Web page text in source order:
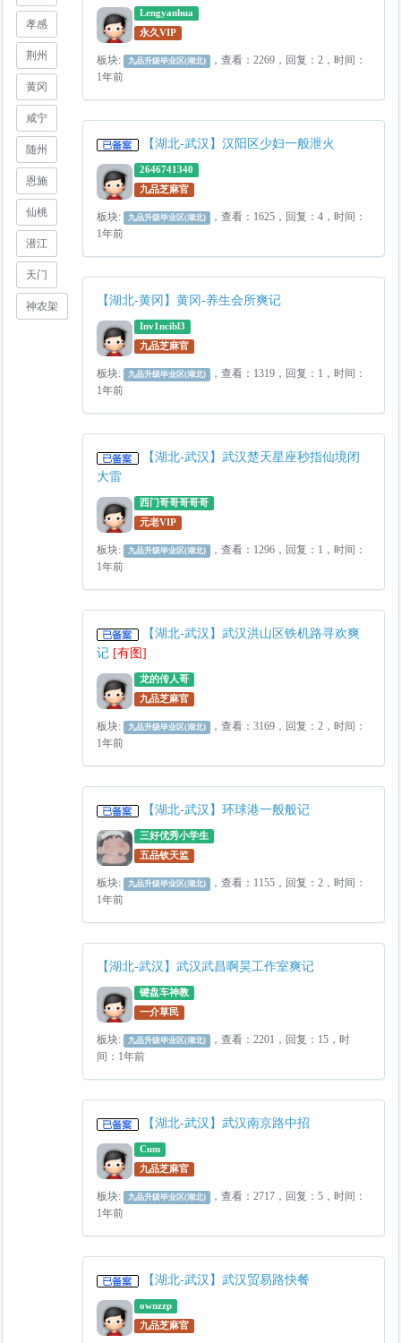
孝感
荆州
黄冈
咸宁
随州
恩施
仙桃
潜江
天门
神农架
Lengyanhua
永久VIP
板块: 九品升级毕业区(湖北)
，查看：2269，回复：2，时间：
1年前
【湖北-武汉】汉阳区少妇一般泄火
2646741340
九品芝麻官
板块: 九品升级毕业区(湖北)
，查看：1625，回复：4，时间：
1年前
【湖北-黄冈】黄冈-养生会所爽记
Inv1ncibl3
九品芝麻官
板块: 九品升级毕业区(湖北)
，查看：1319，回复：1，时间：
1年前
【湖北-武汉】武汉楚天星座秒指仙境闭
大雷
西门哥哥哥哥哥
元老VIP
板块: 九品升级毕业区(湖北)
，查看：1296，回复：1，时间：
1年前
【湖北-武汉】武汉洪山区铁机路寻欢爽
记 [有图]
龙的传人哥
九品芝麻官
板块: 九品升级毕业区(湖北)
，查看：3169，回复：2，时间：
1年前
【湖北-武汉】环球港一般般记
三好优秀小学生
五品钦天监
板块: 九品升级毕业区(湖北)
，查看：1155，回复：2，时间：
1年前
【湖北-武汉】武汉武昌啊昊工作室爽记
键盘车神教
一介草民
板块: 九品升级毕业区(湖北)
，查看：2201，回复：15，时
间：1年前
【湖北-武汉】武汉南京路中招
Cum
九品芝麻官
板块: 九品升级毕业区(湖北)
，查看：2717，回复：5，时间：
1年前
【湖北-武汉】武汉贸易路快餐
ownzzp
九品芝麻官